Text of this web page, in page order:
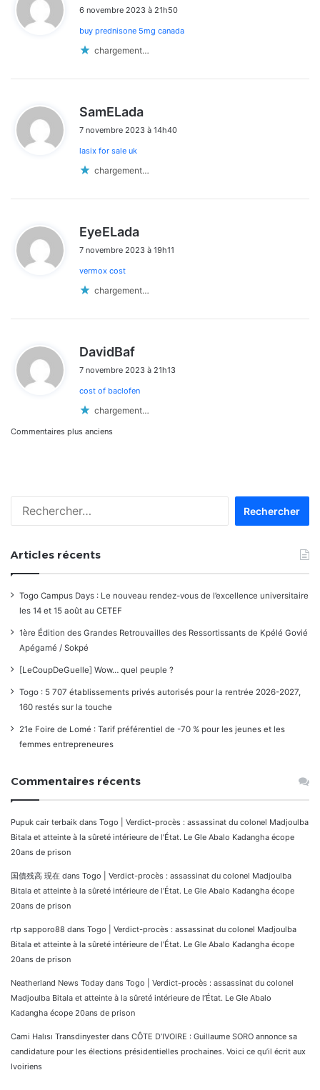
t
6 novembre 2023 à 21h50
buy prednisone 5mg canada
chargement…
SamELada
t
7 novembre 2023 à 14h40
lasix for sale uk
chargement…
EyeELada
t
7 novembre 2023 à 19h11
vermox cost
chargement…
DavidBaf
t
7 novembre 2023 à 21h13
cost of baclofen
chargement…
Navigation
commentaires
Commentaires plus anciens
Articles récents
Togo Campus Days : Le nouveau rendez-vous de l’excellence universitaire
les 14 et 15 août au CETEF
1ère Édition des Grandes Retrouvailles des Ressortissants de Kpélé Govié
Apégamé / Sokpé
[LeCoupDeGuelle] Wow… quel peuple ?
Togo : 5 707 établissements privés autorisés pour la rentrée 2026-2027,
160 restés sur la touche
21e Foire de Lomé : Tarif préférentiel de -70 % pour les jeunes et les
femmes entrepreneures
Commentaires récents
Pupuk cair terbaik dans Togo | Verdict-procès : assassinat du colonel Madjoulba
Bitala et atteinte à la sûreté intérieure de l’État. Le Gle Abalo Kadangha écope
20ans de prison
国債残高 現在 dans Togo | Verdict-procès : assassinat du colonel Madjoulba
Bitala et atteinte à la sûreté intérieure de l’État. Le Gle Abalo Kadangha écope
20ans de prison
rtp sapporo88 dans Togo | Verdict-procès : assassinat du colonel Madjoulba
Bitala et atteinte à la sûreté intérieure de l’État. Le Gle Abalo Kadangha écope
20ans de prison
Neatherland News Today dans Togo | Verdict-procès : assassinat du colonel
Madjoulba Bitala et atteinte à la sûreté intérieure de l’État. Le Gle Abalo
Kadangha écope 20ans de prison
Cami Halısı Transdinyester dans CÔTE D’IVOIRE : Guillaume SORO annonce sa
candidature pour les élections présidentielles prochaines. Voici ce qu’il écrit aux
Ivoiriens